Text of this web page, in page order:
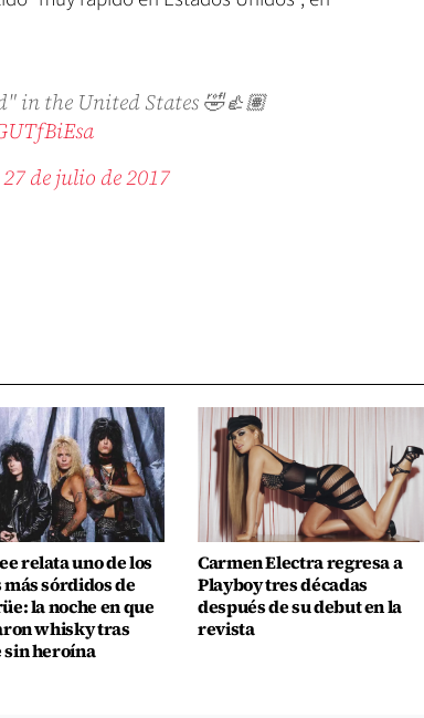
in the United States 🤣👍🏽
27 de julio de 2017
relata uno de los
sórdidos de
la noche en que
whisky tras
sin heroína
Carmen Electra regresa a
Playboy tres décadas
después de su debut en la
revista